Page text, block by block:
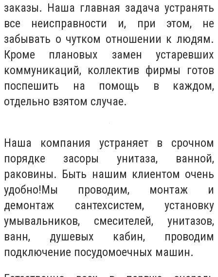
заказы. Наша главная задача устранять
все неисправности и, при этом, не
забывать о чутком отношении к людям.
Кроме плановых замен устаревших
коммуникаций, коллектив фирмы готов
поспешить на помощь в каждом,
отдельно взятом случае.
Наша компания устраняет в срочном
порядке засоры унитаза, ванной,
раковины. Быть нашим клиентом очень
удобно!Мы проводим, монтаж и
демонтаж сантехсистем, установку
умывальников, смесителей, унитазов,
ванн, душевых кабин, проводим
подключение посудомоечных машин.